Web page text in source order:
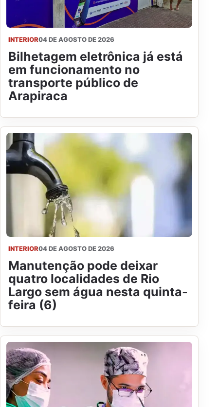
INTERIOR04 DE AGOSTO DE 2026
Bilhetagem eletrônica já está
em funcionamento no
transporte público de
Arapiraca
INTERIOR04 DE AGOSTO DE 2026
Manutenção pode deixar
quatro localidades de Rio
Largo sem água nesta quinta-
feira (6)